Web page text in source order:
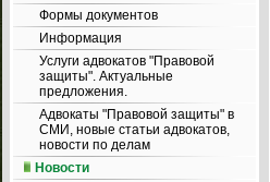
Формы документов
Информация
Услуги адвокатов "Правовой
защиты". Актуальные
предложения.
Адвокаты "Правовой защиты" в
СМИ, новые статьи адвокатов,
новости по делам
Новости